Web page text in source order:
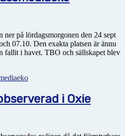
på lördagsmorgonen den 24 sept
07.10. Den exakta platsen är ännu
fallit i havet. TBO och sällskapet blev
i Oxie